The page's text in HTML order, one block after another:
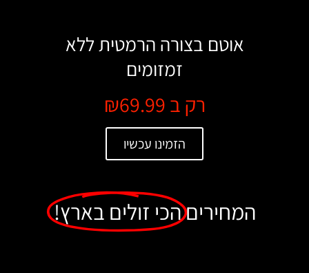
אוטם בצורה הרמטית ללא
זמזומים
רק ב ₪69.99
הזמינו עכשיו
המחיריםהכי זולים בארץ!